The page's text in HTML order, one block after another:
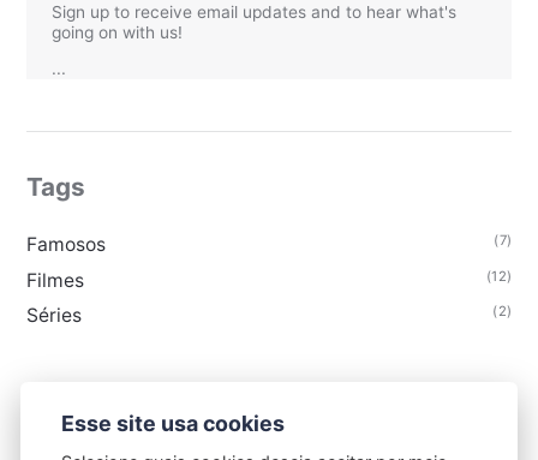
Sign up to receive email updates and to hear what's
going on with us!
...
Tags
Famosos (7)
Filmes (12)
Séries (2)
Esse site usa cookies